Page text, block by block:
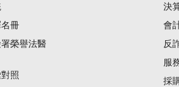
冊
榮譽法醫
照
決
會
反
服
採